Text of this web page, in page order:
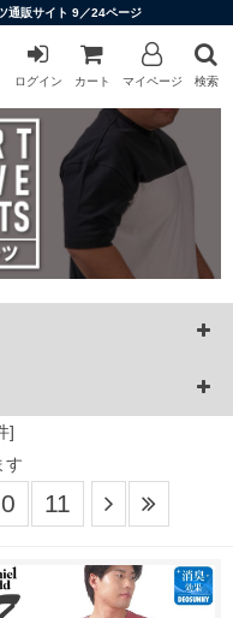
通販サイト 9／24ページ
ログイン カート マイページ 検索
]
す
11